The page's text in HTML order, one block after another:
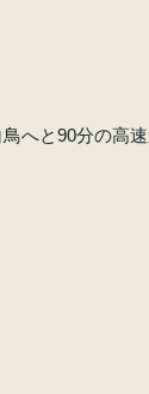
へと90分の高速